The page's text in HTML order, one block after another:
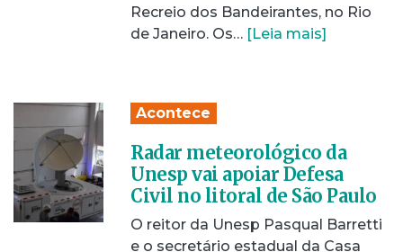
Recreio dos Bandeirantes, no Rio
de Janeiro. Os… [Leia mais]
Acontece
Radar meteorológico da
Unesp vai apoiar Defesa
Civil no litoral de São Paulo
O reitor da Unesp Pasqual Barretti
e o secretário estadual da Casa